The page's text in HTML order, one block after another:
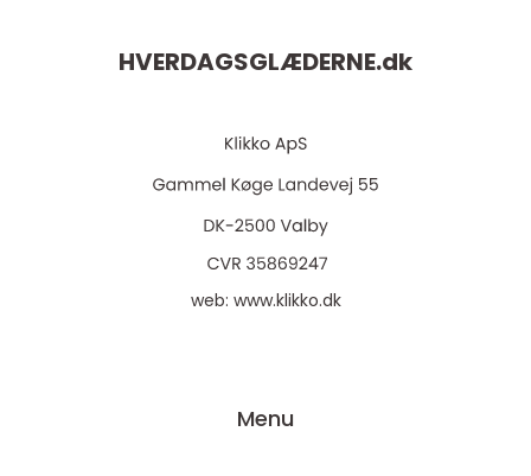
HVERDAGSGLÆDERNE.dk
web: www.klikko.dk
Menu